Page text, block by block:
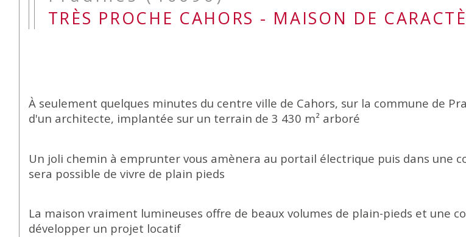
TRÈS PROCHE CAHORS - MAISON DE
À seulement quelques minutes du centre ville de Cahors, sur la commune de
d'un architecte, implantée sur un terrain de 3 430 m² arboré
Un joli chemin à emprunter vous amènera au portail électrique puis dans une
sera possible de vivre de plain pieds
La maison vraiment lumineuses offre de beaux volumes de plain-pieds et une
développer un projet locatif